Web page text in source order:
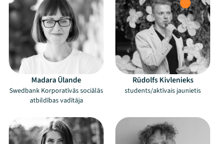
Madara Ūlande
Swedbank Korporatīvās sociālās
atbildības vadītāja
Rūdolfs Kivlenieks
students/aktīvais jaunietis